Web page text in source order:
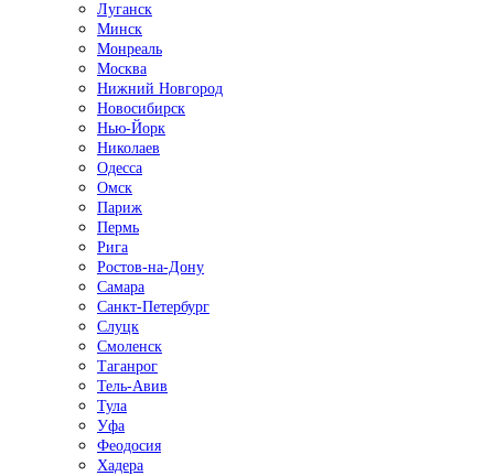
Луганск
Минск
Монреаль
Москва
Нижний Новгород
Новосибирск
Нью-Йорк
Николаев
Одесса
Омск
Париж
Пермь
Рига
Ростов-на-Дону
Самара
Санкт-Петербург
Слуцк
Смоленск
Таганрог
Тель-Авив
Тула
Уфа
Феодосия
Хадера